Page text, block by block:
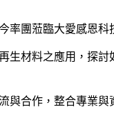
率團蒞臨大愛感恩
生材料之應用，探
與合作，整合專業